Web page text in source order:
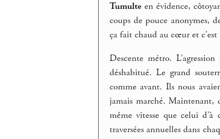
Tumulte en évidence,
coups de pouce anonymes,
ça fait chaud au cœur et c’est
Descente métro.
déshabitué. Le grand
comme avant. Ils nous
jamais marché.
même vitesse que celui d’à
traversées annuelles dans